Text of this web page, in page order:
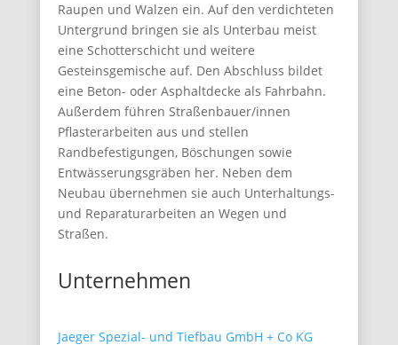
Raupen und Walzen ein. Auf den verdichteten
Untergrund bringen sie als Unterbau meist
eine Schotterschicht und weitere
Gesteinsgemische auf. Den Abschluss bildet
eine Beton- oder Asphaltdecke als Fahrbahn.
Außerdem führen Straßenbauer/innen
Pflasterarbeiten aus und stellen
Randbefestigungen, Böschungen sowie
Entwässerungsgräben her. Neben dem
Neubau übernehmen sie auch Unterhaltungs-
und Reparaturarbeiten an Wegen und
Straßen.
Unternehmen
Jaeger Spezial- und Tiefbau GmbH + Co KG